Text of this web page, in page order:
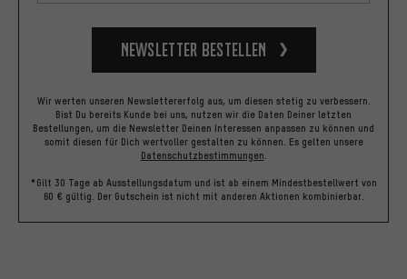
Newsletter bestellen
Wir werten unseren Newslettererfolg aus, um diesen stetig zu verbessern.
Bist Du bereits Kunde bei uns, nutzen wir die Daten Deiner letzten
Bestellungen, um die Newsletter Deinen Interessen anpassen zu können und
somit diesen für Dich wertvoller gestalten zu können. Es gelten unsere
Datenschutzbestimmungen.
*Gilt 30 Tage ab Ausstellungsdatum und ist ab einem Mindestbestellwert von
60 € gültig. Der Gutschein ist nicht mit anderen Aktionen kombinierbar.